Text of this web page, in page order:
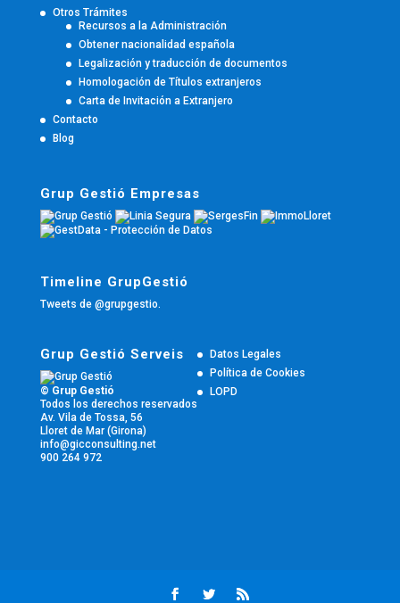
Otros Trámites
Recursos a la Administración
Obtener nacionalidad española
Legalización y traducción de documentos
Homologación de Títulos extranjeros
Carta de Invitación a Extranjero
Contacto
Blog
Grup Gestió Empresas
Timeline GrupGestió
Tweets de @grupgestio.
Grup Gestió Serveis
© Grup Gestió
Todos los derechos reservados
Av. Vila de Tossa, 56
Lloret de Mar (Girona)
info@gicconsulting.net
900 264 972
Datos Legales
Política de Cookies
LOPD